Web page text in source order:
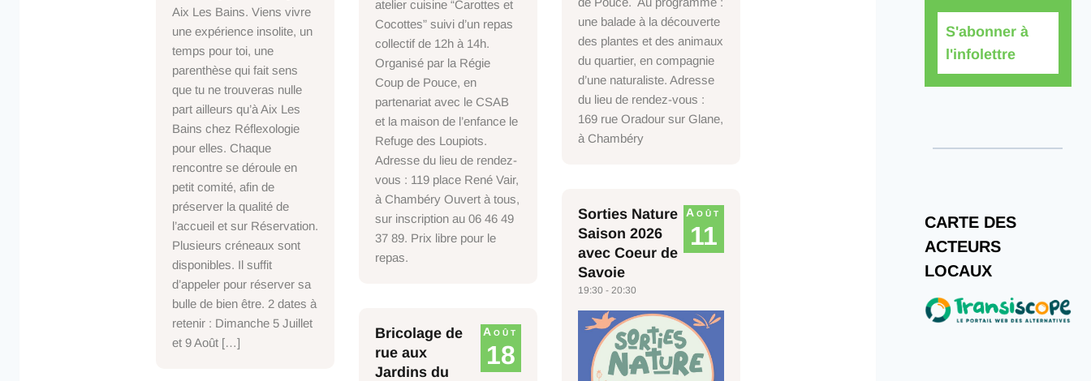
Aix Les Bains. Viens vivre
une expérience insolite, un
temps pour toi, une
parenthèse qui fait sens
que tu ne trouveras nulle
part ailleurs qu’à Aix Les
Bains chez Réflexologie
pour elles. Chaque
rencontre se déroule en
petit comité, afin de
préserver la qualité de
l’accueil et sur Réservation.
Plusieurs créneaux sont
disponibles. Il suffit
d’appeler pour réserver sa
bulle de bien être. 2 dates à
retenir : Dimanche 5 Juillet
et 9 Août […]
atelier cuisine “Carottes et
Cocottes” suivi d’un repas
collectif de 12h à 14h.
Organisé par la Régie
Coup de Pouce, en
partenariat avec le CSAB
et la maison de l’enfance le
Refuge des Loupiots.
Adresse du lieu de rendez-
vous : 119 place René Vair,
à Chambéry Ouvert à tous,
sur inscription au 06 46 49
37 89. Prix libre pour le
repas.
une balade à la découverte
des plantes et des animaux
du quartier, en compagnie
d’une naturaliste. Adresse
du lieu de rendez-vous :
169 rue Oradour sur Glane,
à Chambéry
Août
11
Sorties Nature
Saison 2026
avec Coeur de
Savoie
19:30 - 20:30
Août
18
Bricolage de
rue aux
Jardins du
S'abonner à
l'infolettre
CARTE DES
ACTEURS
LOCAUX